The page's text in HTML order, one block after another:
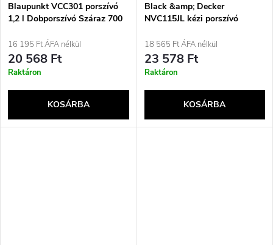
Blaupunkt VCC301 porszívó
1,2 l Dobporszívó Száraz 700
16 195 Ft ÁFA nélkül
20 568 Ft
Raktáron
KOSÁRBA
Black &amp; Decker
NVC115JL kézi porszívó
18 565 Ft ÁFA nélkül
23 578 Ft
Raktáron
KOSÁRBA